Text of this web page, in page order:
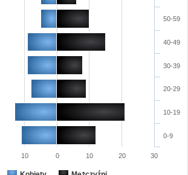
0-9
10-19
20-29
30-39
40-49
50-59
10 0 10 20 30